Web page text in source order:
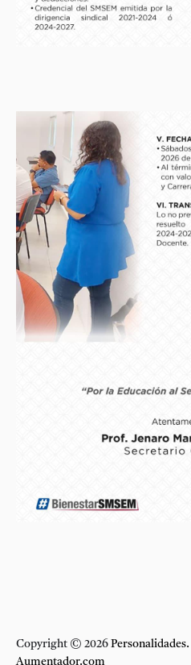
Copyright © 2026 Personalidades.
Aumentador.com